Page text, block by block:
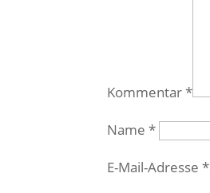
Kommentar*
Name*
E-Mail-Adresse*